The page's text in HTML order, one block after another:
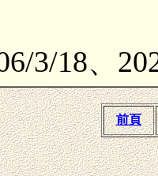
3/18、
前頁